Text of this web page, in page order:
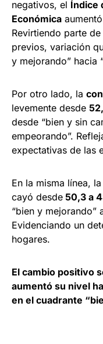
negativos, el Índice
Económica
Revirtiendo parte
previos, variación
y mejorando” hacia
Por otro lado, la
levemente desde
desde “bien y sin
empeorando”.
expectativas de las
En la misma línea,
cayó desde 50,3 a
“bien y mejorando”
Evidenciando un
hogares.
El cambio positivo
aumentó su nivel
en el cuadrante